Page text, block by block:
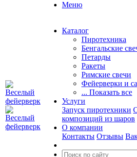
Меню
Каталог
Пиротехника
Бенгальские
Петарды
Ракеты
Римские свечи
Фейерверки и
... Показать все
Услуги
Запуск пиротехники
композиций из шаров
О компании
Контакты Отзывы